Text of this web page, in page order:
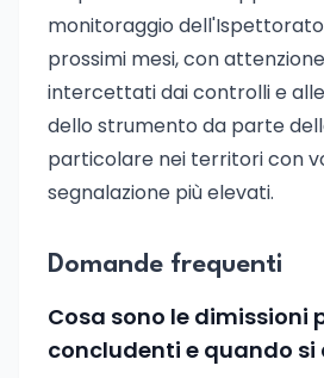
monitoraggio
prossimi mesi, con
intercettati dai controlli e alle
dello strumento da parte
particolare nei territori con
segnalazione più elevati.
Domande frequenti
Cosa sono le dimissioni
concludenti e quando si